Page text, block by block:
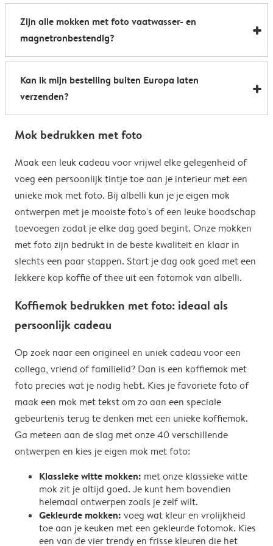
de kantine op het werk te voorzien van stijlvolle
koffiemokken met foto.
Al onze foto mokken hebben de afmetingen 8,2 x 9,5
cm. De inhoud bedraagt 285 ml.
Zijn alle mokken met foto vaatwasser- en
magnetronbestendig?
Bijna allemaal. Onze gepersonaliseerde foto mokken
kunnen zowel in de vaatwasser als in de magnetron.
Heel handig: je kunt er dus uit drinken, je drank
opwarmen en je fotomok na de afwas opnieuw
gebruiken. De enige uitzondering hierop zijn onze
de hand af te wassen om het magische
verrassingseffect zo goed mogelijk te behouden.
Kan ik mijn bestelling buiten Europa laten
verzenden?
afhankelijk van je afleveradres en worden deze tijdens
de verzendkosten voor bestellingen buiten de EU geen
eventuele bijkomende kosten van het land omvatten,
zoals invoerrechten, invoer-btw en douanekosten. Wij
zijn niet verantwoordelijk voor deze kosten. Je kunt
contact opnemen met je lokale douane-autoriteiten
om te zien of er extra kosten moeten worden betaald
voor je bestelling.
Mok bedrukken met foto
Maak een leuk cadeau voor vrijwel elke gelegenheid of
voeg een persoonlijk tintje toe aan je interieur met een
unieke mok met foto. Bij albelli kun je je eigen mok
ontwerpen met je mooiste foto's of een leuke boodschap
toevoegen zodat je elke dag goed begint. Onze mokken
met foto zijn bedrukt in de beste kwaliteit en klaar in
slechts een paar stappen. Start je dag ook goed met een
lekkere kop koffie of thee uit een fotomok van albelli.
Koffiemok bedrukken met foto: ideaal als
persoonlijk cadeau
Op zoek naar een origineel en uniek cadeau voor een
collega, vriend of familielid? Dan is een koffiemok met
foto precies wat je nodig hebt. Kies je favoriete foto of
maak een mok met tekst om zo aan een speciale
gebeurtenis terug te denken met een unieke koffiemok.
Ga meteen aan de slag met onze 40 verschillende
ontwerpen en kies je eigen mok met foto:
Klassieke witte mokken: met onze klassieke witte
mok zit je altijd goed. Je kunt hem bovendien
helemaal ontwerpen zoals je zelf wilt.
Gekleurde mokken: voeg wat kleur en vrolijkheid
toe aan je keuken met een gekleurde fotomok. Kies
een van de vier trendy en frisse kleuren die het